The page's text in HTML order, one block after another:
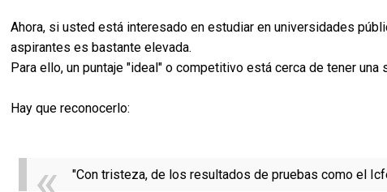
Ahora, si usted está interesado en estudiar en universidades
aspirantes es bastante elevada.
Para ello, un puntaje "ideal" o competitivo está cerca de tener
Hay que reconocerlo:
"Con tristeza, de los resultados de pruebas como el